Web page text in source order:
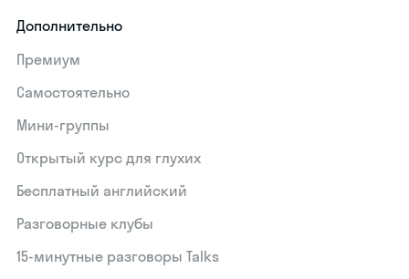
Дополнительно
Премиум
Самостоятельно
Мини-группы
Открытый курс для глухих
Бесплатный английский
Разговорные клубы
15‑минутные разговоры Talks